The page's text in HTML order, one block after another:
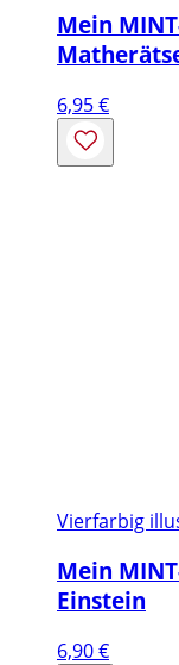
Mein
6,95€
Vierfarbig
Mein
Einstein
6,90€